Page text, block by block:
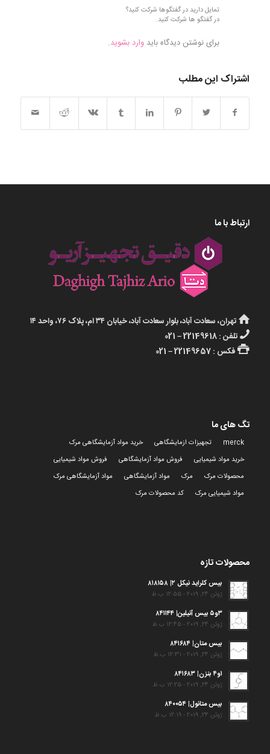
تمایل دارید در گفتگوها شرکت کنید؟
در گفتگو ها شرکت کنید.
برای نوشتن دیدگاه باید وارد بشوید.
اشتراک این مطلب
ارتباط با ما
تهران، سعادت آباد، بلوار سعادت آباد، خیابان ۳۴ ام، پلاک ۷۶، واحد ۱۴
تلفن : 22149618 – 021
فکس : 22149657 – 021
تگ های ما
merck تجهیزات ازمایشگاهی
خرید مواد آزمایشگاهی مرک
خرید مواد شیمیایی
فروش مواد آزمایشگاهی
فروش مواد شیمیایی
محصولات مرک
مرک مواد آزمایشگاهی
مواد آزمایشگاهی مرک
مواد شیمیایی مرک
کد محصولات مرک
محصولات تازه
بیس کلراید نیکل ۲| ۸۱۸۱۵۸
ژوئن 24, 2019 - 12:55 ب.ظ
۳و۵ بیس آنیلین| ۸۴۱۱۴۴
ژوئن 24, 2019 - 12:45 ب.ظ
بیس متان| ۸۴۱۶۸۴
ژوئن 24, 2019 - 12:31 ب.ظ
۱و۴ بنزن| ۸۴۱۶۸۳
ژوئن 24, 2019 - 12:25 ب.ظ
بیس متانول| ۸۴۰۰۵۴
ژوئن 24, 2019 - 12:19 ب.ظ